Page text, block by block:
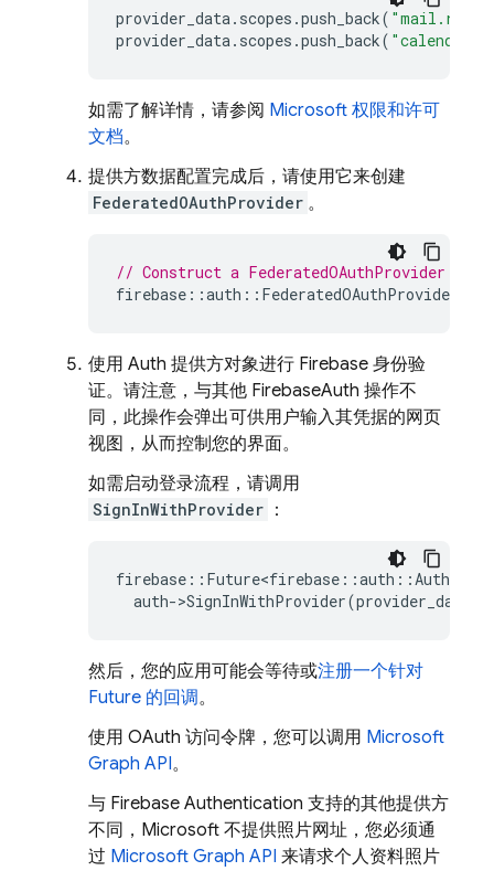
provider_data. scopes .push_back( "mail.read"
provider_data. scopes .push_back(
如需了解详情，请参阅 Microsoft 权限和许可
文档。
提供方数据配置完成后，请使用它来创建
FederatedOAuthProvider 。
// Construct a FederatedOAuthProvider for
firebase ::auth :: FederatedOAuthProvider
使用 Auth 提供方对象进行 Firebase 身份验
证。请注意，与其他 FirebaseAuth 操作不
同，此操作会弹出可供用户输入其凭据的网页
视图，从而控制您的界面。
如需启动登录流程，请调用
SignInWithProvider ：
firebase :: Future<firebase ::auth ::
auth->SignInWithProvider(provider_data
然后，您的应用可能会等待或注册一个针对
Future 的回调。
使用 OAuth 访问令牌，您可以调用 Microsoft
Graph API。
与 Firebase Authentication 支持的其他提供方
不同，Microsoft 不提供照片网址，您必须通
过 Microsoft Graph API 来请求个人资料照片